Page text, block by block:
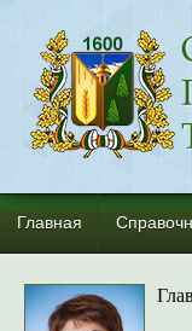
Главная